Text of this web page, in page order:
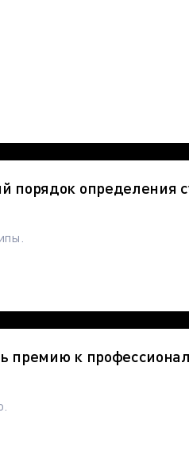
порядок определения
премию к